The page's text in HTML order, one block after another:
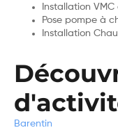
Installation
Pose pompe à
Installation
Barentin